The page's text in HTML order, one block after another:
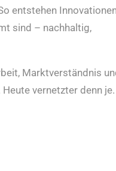
entstehen
sind – nachhaltig,
Marktverständnis
vernetzter denn je.